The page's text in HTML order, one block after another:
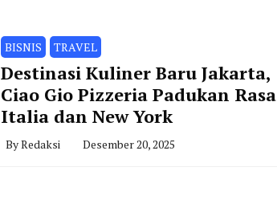
BISNIS TRAVEL
Destinasi Kuliner Baru Jakarta,
Ciao Gio Pizzeria Padukan Rasa
Italia dan New York
ByRedaksi Desember 20, 2025